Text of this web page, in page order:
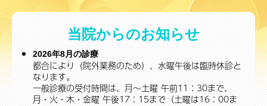
当院からのお知らせ
2026年8月の診療
都合により（院外業務のため）、水曜午後は臨時休診と
なります。
一般診療の受付時間は、月～土曜 午前11：30まで、
月・火・木・金曜 午後17：15まで（土曜は16：00ま